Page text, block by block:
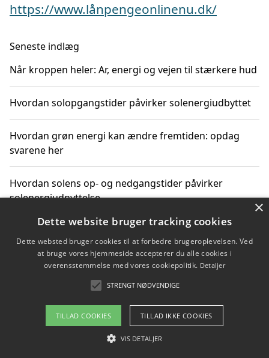
https://www.lånpengeonlinenu.dk/
Seneste indlæg
Når kroppen heler: Ar, energi og vejen til stærkere hud
Hvordan solopgangstider påvirker solenergiudbyttet
Hvordan grøn energi kan ændre fremtiden: opdag
svarene her
Hvordan solens op- og nedgangstider påvirker
solenergiudnyttelse
Hvordan du får svar på energispørgsmål om
vedvarende energikilder
Om / kontakt
Blog Betingelser
×
Dette website bruger tracking cookies
Dette websted bruger cookies til at forbedre brugeroplevelsen. Ved
at bruge vores hjemmeside accepterer du alle cookies i
overensstemmelse med vores cookiepolitik. Detaljer
STRENGT NØDVENDIGE
TILLAD COOKIES TILLAD IKKE COOKIES
VIS DETALJER